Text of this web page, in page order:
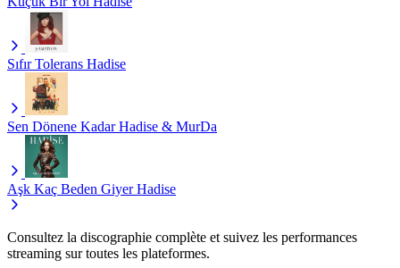
Sıfır Tolerans Hadise
Sen Dönene Kadar Hadise & MurDa
Aşk Kaç Beden Giyer Hadise
Consultez la discographie complète et suivez les performances
streaming sur toutes les plateformes.